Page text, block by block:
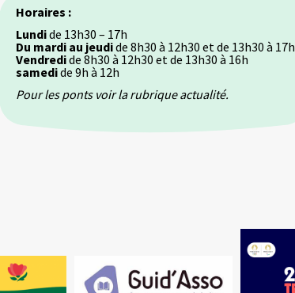
Horaires :
Lundide 13h30 – 17h
Du mardi au jeudide 8h30 à 12h30 et de 13h30 à 17h
Vendredide 8h30 à 12h30 et de 13h30 à 16h
samedide 9h à 12h
Pour les ponts voir la rubrique actualité.